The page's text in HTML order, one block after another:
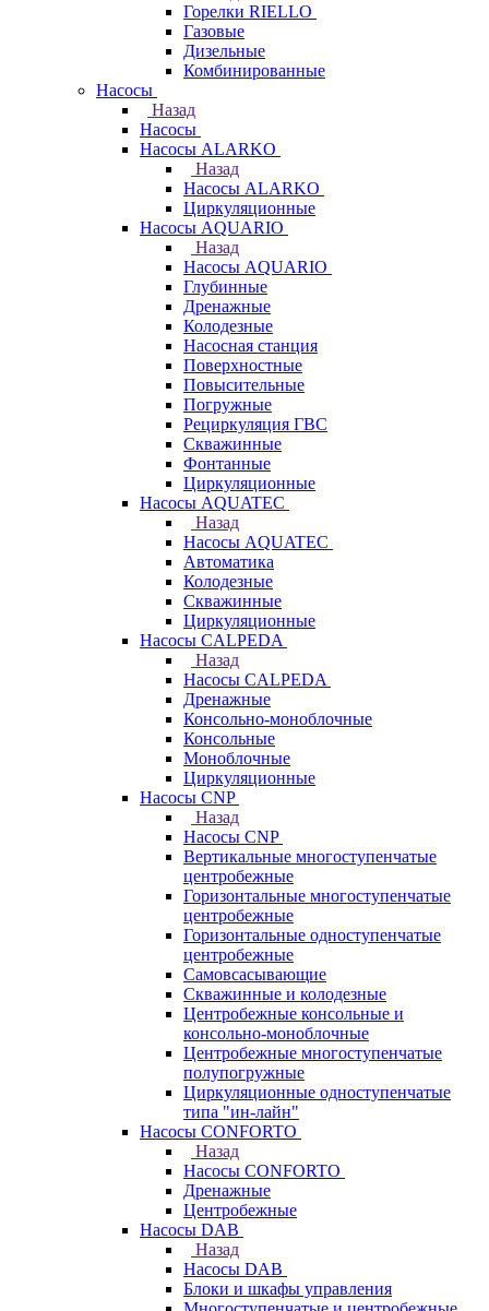
Горелки RIELLO
Газовые
Дизельные
Комбинированные
Насосы
Назад
Насосы
Насосы ALARKO
Назад
Насосы ALARKO
Циркуляционные
Насосы AQUARIO
Назад
Насосы AQUARIO
Глубинные
Дренажные
Колодезные
Насосная станция
Поверхностные
Повысительные
Погружные
Рециркуляция ГВС
Скважинные
Фонтанные
Циркуляционные
Насосы AQUATEC
Назад
Насосы AQUATEC
Автоматика
Колодезные
Скважинные
Циркуляционные
Насосы CALPEDA
Назад
Насосы CALPEDA
Дренажные
Консольно-моноблочные
Консольные
Моноблочные
Циркуляционные
Насосы CNP
Назад
Насосы CNP
Вертикальные многоступенчатые
центробежные
Горизонтальные многоступенчатые
центробежные
Горизонтальные одноступенчатые
центробежные
Самовсасывающие
Скважинные и колодезные
Центробежные консольные и
консольно-моноблочные
Центробежные многоступенчатые
полупогружные
Циркуляционные одноступенчатые
типа "ин-лайн"
Насосы CONFORTO
Назад
Насосы CONFORTO
Дренажные
Центробежные
Насосы DAB
Назад
Насосы DAB
Блоки и шкафы управления